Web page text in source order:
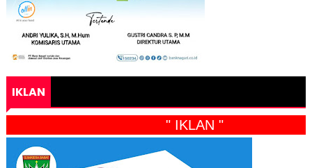
IKLAN
" IKLAN "